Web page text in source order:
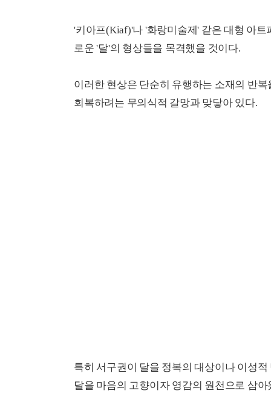
'키아프(Kiaf)'나 '화랑미술제' 같은 대형 아
로운 '달'의 형상들을 목격했을 것이다.
이러한 현상은 단순히 유행하는 소재의 반
회복하려는 무의식적 갈망과 맞닿아 있다.
특히 서구권이 달을 정복의 대상이나 이성
달을 마음의 고향이자 영감의 원천으로 삼